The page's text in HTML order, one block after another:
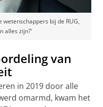
bij de RUG,
alles zijn?'
van
in 2019 door alle
omarmd, kwam het